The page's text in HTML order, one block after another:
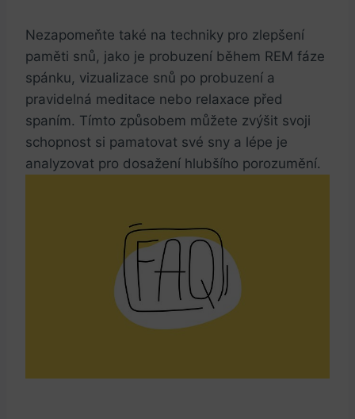
Nezapomeňte také na techniky pro zlepšení
paměti snů, jako je probuzení během REM fáze
spánku, vizualizace snů po probuzení a
pravidelná meditace nebo relaxace před
spaním. Tímto způsobem můžete zvýšit svoji
schopnost si pamatovat své sny a lépe je
analyzovat pro dosažení hlubšího porozumění.